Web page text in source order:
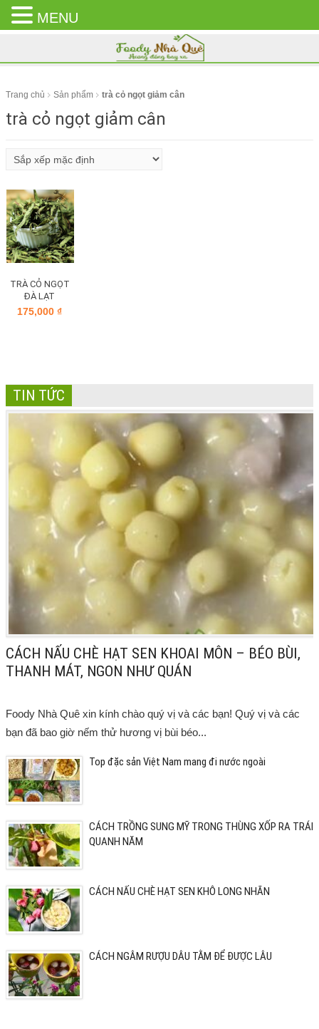
CLOSE
MENU
Trang chủ Sản phẩm trà cỏ ngọt giảm cân
trà cỏ ngọt giảm cân
TRÀ CỎ NGỌT
ĐÀ LẠT
175,000₫
TIN TỨC
CÁCH NẤU CHÈ HẠT SEN KHOAI MÔN – BÉO BÙI,
THANH MÁT, NGON NHƯ QUÁN
Foody Nhà Quê xin kính chào quý vị và các bạn! Quý vị và các
bạn đã bao giờ nếm thử hương vị bùi béo...
Top đặc sản Việt Nam mang đi nước ngoài
CÁCH TRỒNG SUNG MỸ TRONG THÙNG XỐP RA TRÁI
QUANH NĂM
CÁCH NẤU CHÈ HẠT SEN KHÔ LONG NHÃN
CÁCH NGÂM RƯỢU DÂU TẰM ĐỂ ĐƯỢC LÂU
MENU